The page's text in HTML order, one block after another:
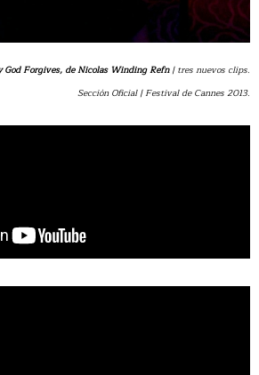
God Forgives, de Nicolas Winding Refn| tres nuevos clips.
Sección Oficial | Festival de Cannes 2013.